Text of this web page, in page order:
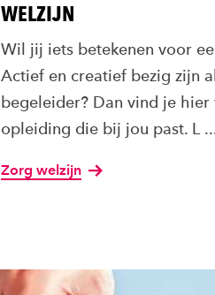
WELZIJN
Wil jij iets betekenen voor
Actief en creatief bezig zijn
begeleider? Dan vind je hier
opleiding die bij jou past. L
Zorg welzijn